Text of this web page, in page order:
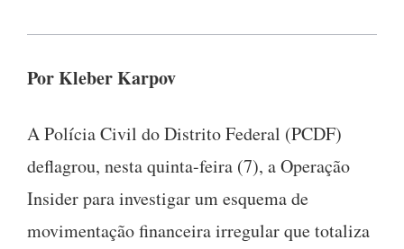
Por Kleber Karpov
A Polícia Civil do Distrito Federal (PCDF)
deflagrou, nesta quinta-feira (7), a Operação
Insider para investigar um esquema de
movimentação financeira irregular que totaliza